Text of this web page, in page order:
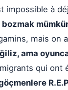
impossible à
bozmak
mais on
ama
qui ont